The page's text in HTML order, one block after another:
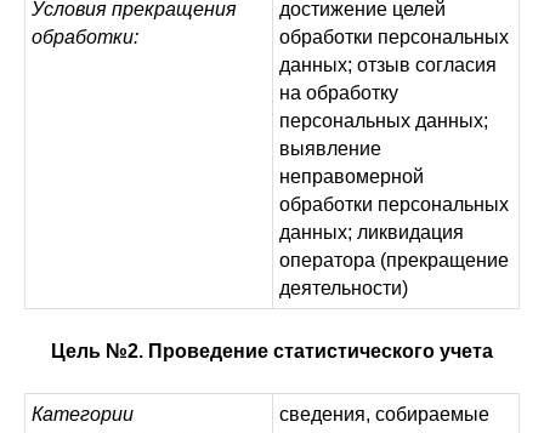
Условия прекращения
обработки:
достижение целей
обработки персональных
данных; отзыв согласия
на обработку
персональных данных;
выявление
неправомерной
обработки персональных
данных; ликвидация
оператора (прекращение
деятельности)
Цель №2. Проведение статистического учета
Категории
сведения, собираемые